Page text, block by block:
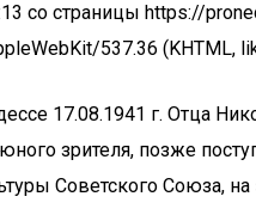
со страницы https://
537.36 (KHTML,
17.08.1941 г. Отца
зрителя, позже
Советского Союза,